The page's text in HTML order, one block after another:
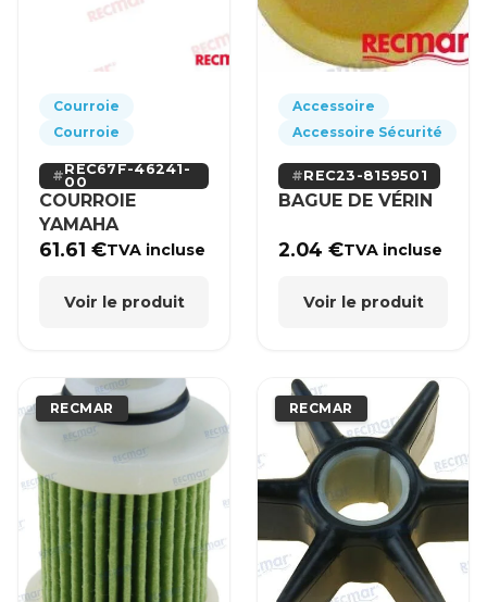
Courroie
Courroie
REC67F-46241-
00
COURROIE
YAMAHA
61.61€TVA incluse
Voir le produit
Accessoire
Accessoire Sécurité
REC23-8159501
BAGUE DE VÉRIN
2.04€TVA incluse
Voir le produit
RECMAR RECMAR